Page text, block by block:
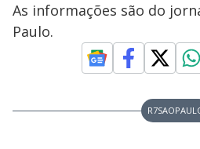
As informações são do
Paulo.